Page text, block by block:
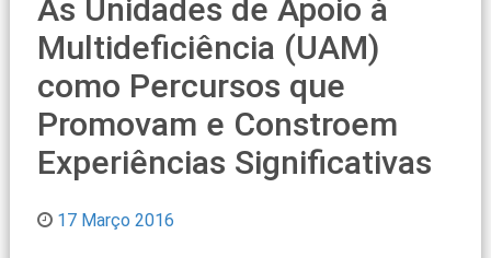
As Unidades de Apoio à
Multideficiência (UAM)
como Percursos que
Promovam e Constroem
Experiências Significativas
17 Março 2016